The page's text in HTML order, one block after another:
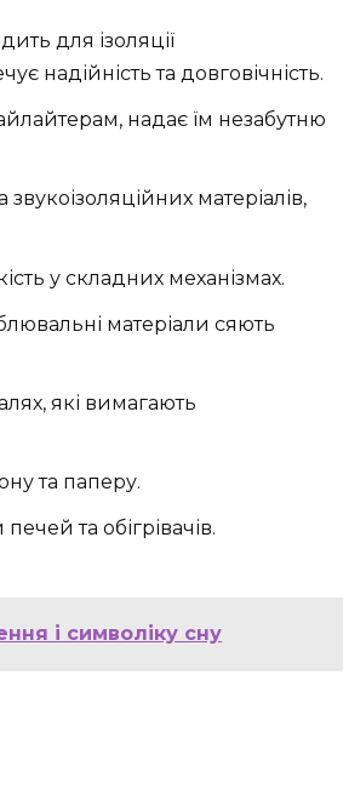
для ізоляції
надійність та довговічність.
надає їм незабутню
матеріалів,
у складних механізмах.
матеріали сяють
які вимагають
та паперу.
та обігрівачів.
і символіку сну